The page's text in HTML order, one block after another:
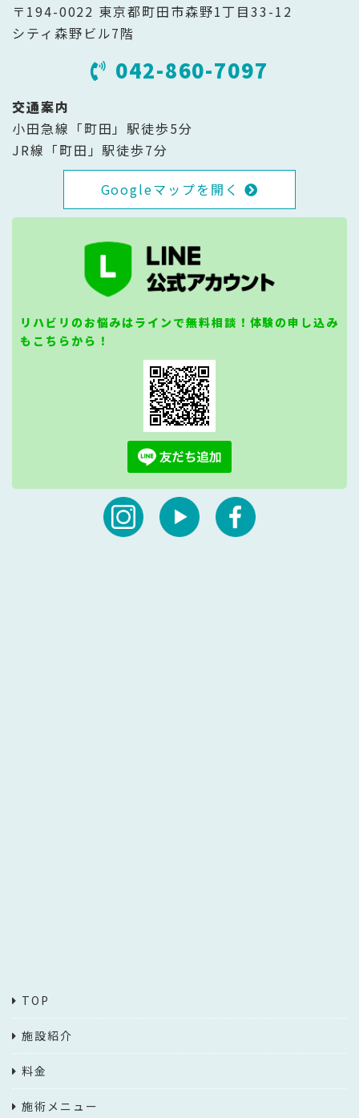
〒194-0022 東京都町田市森野1丁目33-12
シティ森野ビル7階
042-860-7097
交通案内
小田急線「町田」駅徒歩5分
JR線「町田」駅徒歩7分
Googleマップを開く
リハビリのお悩みはラインで無料相談！体験の申し込み
もこちらから！
TOP
施設紹介
料金
施術メニュー